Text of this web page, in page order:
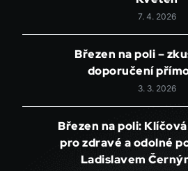
7. 4. 2026
Březen na poli –
doporučení
3. 3. 2026
Březen na poli:
pro zdravé a odolné
Ladislavem